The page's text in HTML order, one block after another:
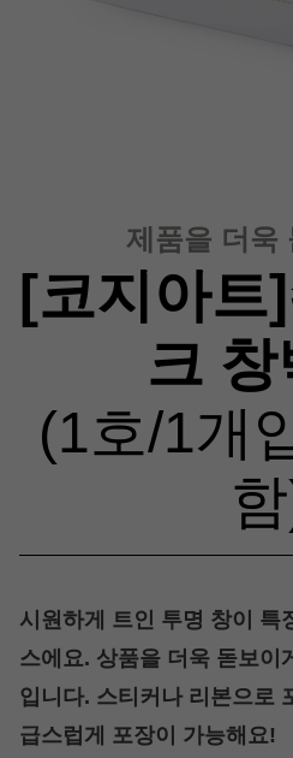
제품을 더욱
[코지아트
크 창
(1호/1개
시원하게 트인 투명 창이 특
스에요. 상품을 더욱 돋보이
입니다. 스티커나 리본으로
급스럽게 포장이 가능해요!